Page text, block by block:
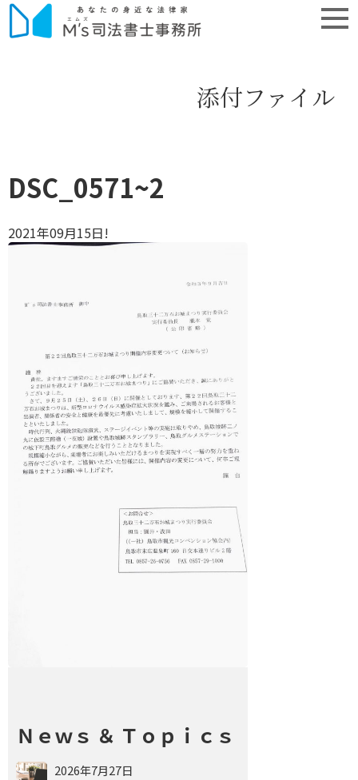
添付ファイル
DSC_0571~2
2021年09月15日!
Ｎｅｗｓ ＆ Ｔｏｐｉｃｓ
2026年7月27日